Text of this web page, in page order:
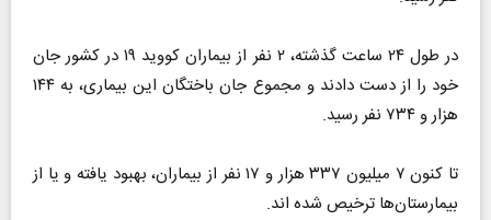
در طول ۲۴ ساعت گذشته، ۲ نفر از بیماران کووید ۱۹ در کشور جان
خود را از دست دادند و مجموع جان باختگان این بیماری، به ۱۴۴
هزار و ۷۳۴ نفر رسید.
تا کنون ۷ میلیون ۳۳۷ هزار و ۱۷ نفر از بیماران، بهبود یافته و یا از
بیمارستان‌ها ترخیص شده اند.